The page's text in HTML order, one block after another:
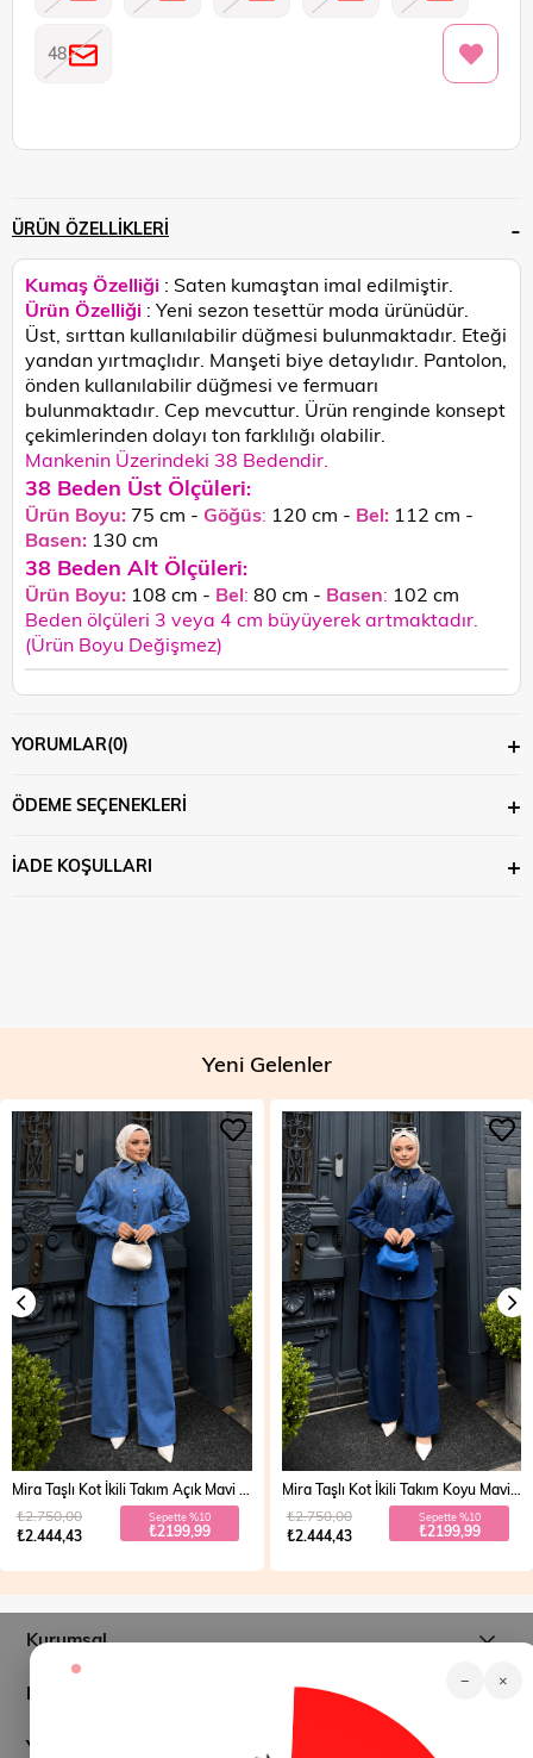
48
ÜRÜN ÖZELLIKLERI
Kumaş Özelliği : Saten kumaştan imal edilmiştir.
Ürün Özelliği : Yeni sezon tesettür moda ürünüdür.
Üst, sırttan kullanılabilir düğmesi bulunmaktadır. Eteği
yandan yırtmaçlıdır. Manşeti biye detaylıdır. Pantolon,
önden kullanılabilir düğmesi ve fermuarı
bulunmaktadır. Cep mevcuttur. Ürün renginde konsept
çekimlerinden dolayı ton farklılığı olabilir.
Mankenin Üzerindeki 38 Bedendir.
38 Beden Üst Ölçüleri:
Ürün Boyu: 75 cm - Göğüs: 120 cm - Bel: 112 cm -
Basen: 130 cm
38 Beden Alt Ölçüleri:
Ürün Boyu: 108 cm - Bel: 80 cm - Basen: 102 cm
Beden ölçüleri 3 veya 4 cm büyüyerek artmaktadır.
(Ürün Boyu Değişmez)
YORUMLAR(0)
ÖDEME SEÇENEKLERI
İADE KOŞULLARI
Yeni Gelenler
₺2.444,43
₺2.750,00 Sepette %10
₺2199,99
Mira Taşlı Kot İkili Takım Koyu Mavi 19286
₺2.444,43
₺2.750,00 Sepette %10
₺2199,99
Kurumsal
Müşteri İlişkileri
Yardım
− ×